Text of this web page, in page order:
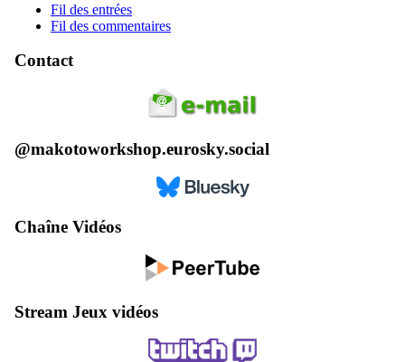
Fil des entrées
Fil des commentaires
Contact
@makotoworkshop.eurosky.social
Chaîne Vidéos
Stream Jeux vidéos